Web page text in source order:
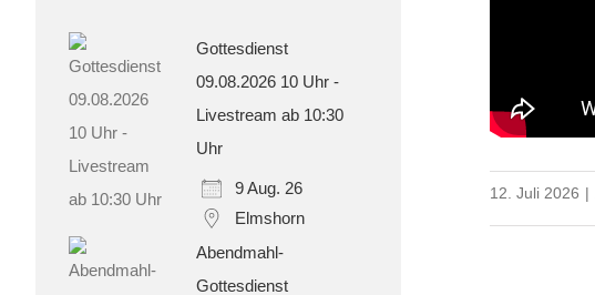
12. Juli 2026 |
Gottesdienst
09.08.2026 10 Uhr -
Livestream ab 10:30
Uhr
9 Aug. 26
Elmshorn
Abendmahl-
Gottesdienst